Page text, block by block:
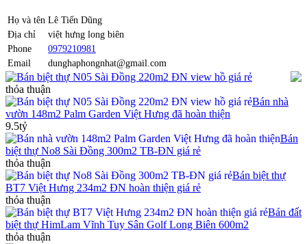
Họ và tên Lê Tiến Dũng
Địa chỉ
việt hưng long biên
Phone
0979210981
Email
dunghaphongnhat@gmail.com
Bán biệt thự N05 Sài Đồng 220m2 ĐN view hồ giá rẻ
thỏa thuận
Bán nhà
vườn 148m2 Palm Garden Việt Hưng đã hoàn thiện
9.5tỷ
Bán
biệt thự No8 Sài Đồng 300m2 TB-ĐN giá rẻ
thỏa thuận
Bán biệt thự
BT7 Việt Hưng 234m2 ĐN hoàn thiện giá rẻ
thỏa thuận
Bán đất
biệt thự HimLam Vĩnh Tuy Sân Golf Long Biên 600m2
thỏa thuận